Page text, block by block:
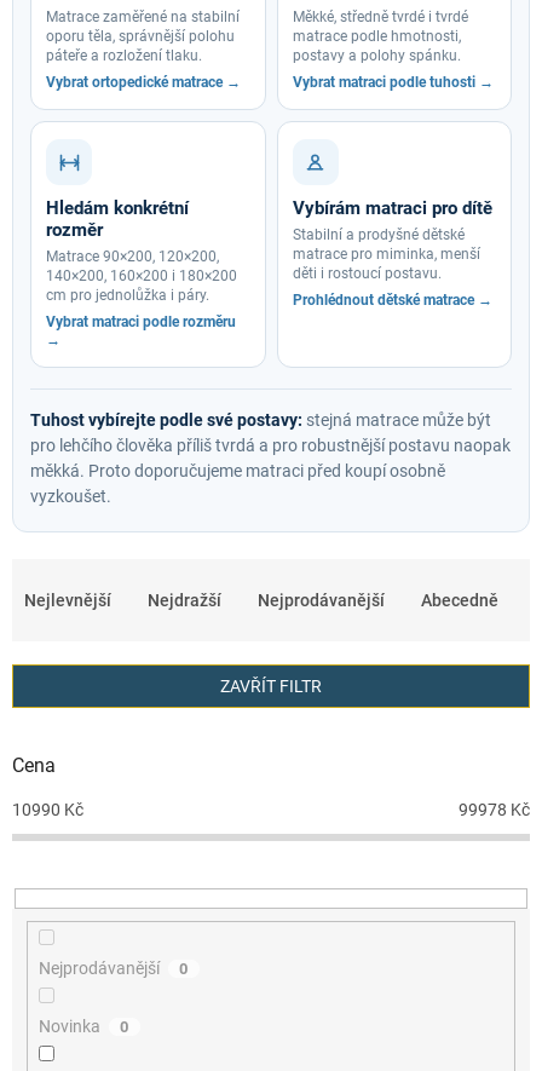
Matrace zaměřené na stabilní
oporu těla, správnější polohu
páteře a rozložení tlaku.
Vybrat ortopedické matrace →
Měkké, středně tvrdé i tvrdé
matrace podle hmotnosti,
postavy a polohy spánku.
Vybrat matraci podle tuhosti →
Hledám konkrétní
rozměr
Matrace 90×200, 120×200,
140×200, 160×200 i 180×200
cm pro jednolůžka i páry.
Vybrat matraci podle rozměru
→
Vybírám matraci pro dítě
Stabilní a prodyšné dětské
matrace pro miminka, menší
děti i rostoucí postavu.
Prohlédnout dětské matrace →
Tuhost vybírejte podle své postavy: stejná matrace může být
pro lehčího člověka příliš tvrdá a pro robustnější postavu naopak
měkká. Proto doporučujeme matraci před koupí osobně
vyzkoušet.
a
e
n
p
r
o
d
u
Nejlevnější Nejdražší Nejprodávanější Abecedně
ZAVŘÍT FILTR
Cena
10990 Kč 99978 Kč
Nejprodávanější 0
Novinka 0